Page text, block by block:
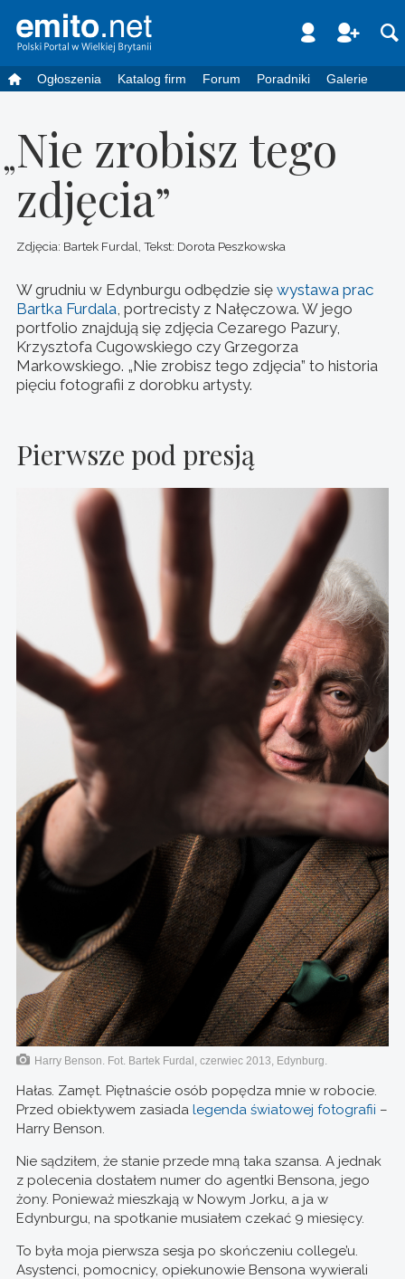
Ogłoszenia Katalog firm Forum Poradniki Galerie
Nie zrobisz tego
zdjęcia”
Zdjęcia: Bartek Furdal, Tekst: Dorota Peszkowska
W grudniu w Edynburgu odbędzie się wystawa prac
Bartka Furdala , portrecisty z Nałęczowa. W jego
portfolio znajdują się zdjęcia Cezarego Pazury,
Krzysztofa Cugowskiego czy Grzegorza
Markowskiego. „Nie zrobisz tego zdjęcia” to historia
pięciu fotografii z dorobku artysty.
Pierwsze pod presją
Harry Benson. Fot. Bartek Furdal, czerwiec 2013, Edynburg.
Hałas. Zamęt. Piętnaście osób popędza mnie w robocie.
Przed obiektywem zasiada legenda światowej fotografii –
Harry Benson.
Nie sądziłem, że stanie przede mną taka szansa. A jednak
z polecenia dostałem numer do agentki Bensona, jego
żony. Ponieważ mieszkają w Nowym Jorku, a ja w
Edynburgu, na spotkanie musiałem czekać 9 miesięcy.
To była moja pierwsza sesja po skończeniu college’u.
Asystenci, pomocnicy, opiekunowie Bensona wywierali